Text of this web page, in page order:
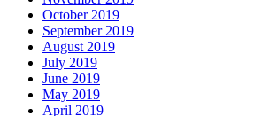
October 2019
September 2019
August 2019
July 2019
June 2019
May 2019
April 2019